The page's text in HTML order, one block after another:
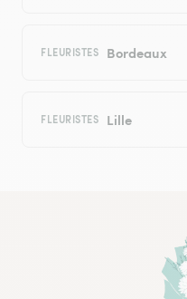
FLEURISTES Bordeaux
FLEURISTES Lille